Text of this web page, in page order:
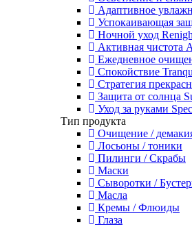
Адаптивное
Успокаивающая
Ночной уход
Активная чистота
Ежедневное
Спокойствие
Стратегия
Защита от солнца
Уход за руками
Тип продукта
Очищение /
Лосьоны / тоники
Пилинги / Скрабы
Маски
Сыворотки /
Масла
Кремы / Флюиды
Глаза